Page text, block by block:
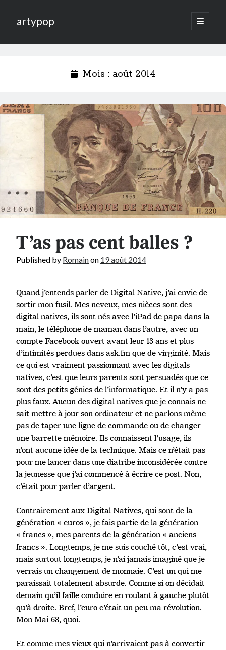
artypop
open
primary
Mois : août 2014
T’as pas cent balles ?
Published by Romainon 19 août 2014
Quand j’entends parler de Digital Native, j’ai envie de
sortir mon fusil. Mes neveux, mes nièces sont des
digital natives, ils sont nés avec l’iPad de papa dans la
main, le téléphone de maman dans l’autre, avec un
compte Facebook ouvert avant leur 13 ans et plus
d’intimités perdues dans ask.fm que de virginité. Mais
ce qui est vraiment passionnant avec les digitals
natives, c’est que leurs parents sont persuadés que ce
sont des petits génies de l’informatique. Et il n’y a pas
plus faux. Aucun des digital natives que je connais ne
sait mettre à jour son ordinateur et ne parlons même
pas de taper une ligne de commande ou de changer
une barrette mémoire. Ils connaissent l’usage, ils
n’ont aucune idée de la technique. Mais ce n’était pas
pour me lancer dans une diatribe inconsidérée contre
la jeunesse que j’ai commencé à écrire ce post. Non,
c’était pour parler d’argent.
Contrairement aux Digital Natives, qui sont de la
génération « euros », je fais partie de la génération
« francs », mes parents de la génération « anciens
francs ». Longtemps, je me suis couché tôt, c’est vrai,
mais surtout longtemps, je n’ai jamais imaginé que je
verrais un changement de monnaie. C’est un qui me
paraissait totalement absurde. Comme si on décidait
demain qu’il faille conduire en roulant à gauche plutôt
qu’à droite. Bref, l’euro c’était un peu ma révolution.
Mon Mai-68, quoi.
Et comme mes vieux qui n’arrivaient pas à convertir